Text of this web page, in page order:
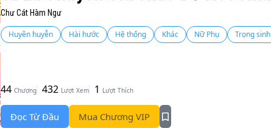
Chư Cát Hàm Ngư
Huyền huyễn Hài hước Hệ thống Khác Nữ Phụ Trọng sinh
44 Chương 432 Lượt Xem 1 Lượt Thích
Đọc Từ Đầu Mua Chương VIP